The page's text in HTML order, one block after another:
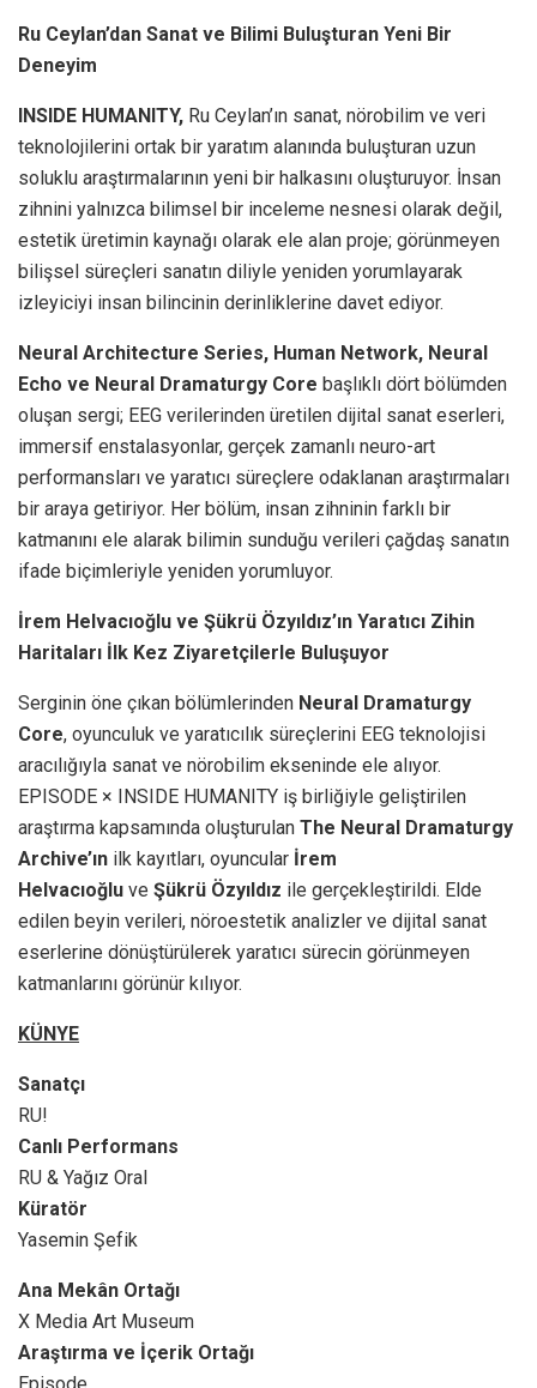
Ru Ceylan’dan Sanat ve Bilimi Buluşturan Yeni Bir
Deneyim
INSIDE HUMANITY, Ru Ceylan’ın sanat, nörobilim ve veri
teknolojilerini ortak bir yaratım alanında buluşturan uzun
soluklu araştırmalarının yeni bir halkasını oluşturuyor. İnsan
zihnini yalnızca bilimsel bir inceleme nesnesi olarak değil,
estetik üretimin kaynağı olarak ele alan proje; görünmeyen
bilişsel süreçleri sanatın diliyle yeniden yorumlayarak
izleyiciyi insan bilincinin derinliklerine davet ediyor.
Neural Architecture Series, Human Network, Neural
Echo ve Neural Dramaturgy Core başlıklı dört bölümden
oluşan sergi; EEG verilerinden üretilen dijital sanat eserleri,
immersif enstalasyonlar, gerçek zamanlı neuro-art
performansları ve yaratıcı süreçlere odaklanan araştırmaları
bir araya getiriyor. Her bölüm, insan zihninin farklı bir
katmanını ele alarak bilimin sunduğu verileri çağdaş sanatın
ifade biçimleriyle yeniden yorumluyor.
İrem Helvacıoğlu ve Şükrü Özyıldız’ın Yaratıcı Zihin
Haritaları İlk Kez Ziyaretçilerle Buluşuyor
Serginin öne çıkan bölümlerinden Neural Dramaturgy
Core, oyunculuk ve yaratıcılık süreçlerini EEG teknolojisi
aracılığıyla sanat ve nörobilim ekseninde ele alıyor.
EPISODE × INSIDE HUMANITY iş birliğiyle geliştirilen
araştırma kapsamında oluşturulan The Neural Dramaturgy
Archive’ın ilk kayıtları, oyuncular İrem
Helvacıoğlu ve Şükrü Özyıldız ile gerçekleştirildi. Elde
edilen beyin verileri, nöroestetik analizler ve dijital sanat
eserlerine dönüştürülerek yaratıcı sürecin görünmeyen
katmanlarını görünür kılıyor.
KÜNYE
Sanatçı
RU!
Canlı Performans
RU & Yağız Oral
Küratör
Yasemin Şefik
Ana Mekân Ortağı
X Media Art Museum
Araştırma ve İçerik Ortağı